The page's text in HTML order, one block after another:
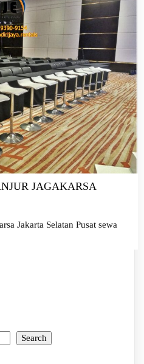
JAGAKARSA
Jakarta Selatan Pusat sewa
Search